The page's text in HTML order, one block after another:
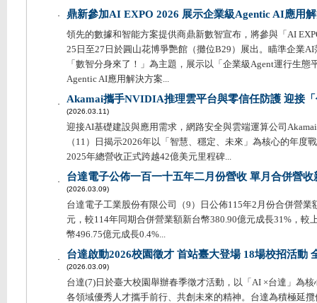
鼎新參加AI EXPO 2026 展示企業級Agentic AI應用
領先的數據和智能方案提供商鼎新數智宣布，將參與「AI
25日至27日於圓山花博爭艷館（攤位B29）展出。瞄準企業
「數智分身來了！」為主題，展示以「企業級Agent運行生態
Agentic AI應用解決方案...
Akamai攜手NVIDIA推理雲平台與零信任防護 迎接
(2026.03.11)
迎接AI基礎建設與應用需求，網路安全與雲端運算公司
（11）日揭示2026年以「智慧、穩定、未來」為核心的年度
2025年總營收正式跨越42億美元里程碑...
台達電子公佈一百一十五年二月份營收 單月合併營收
(2026.03.09)
台達電子工業股份有限公司（9）日公佈115年2月份合併營業
元，較114年同期合併營業額新台幣380.90億元成長31%，較
幣496.75億元成長0.4%...
台達啟動2026校園徵才 首站臺大登場 18場校招活動
(2026.03.09)
台達(7)日於臺大校園舉辦春季徵才活動，以「AI ×台達」為
各領域優秀人才攜手前行、共創未來的精神。台達為積極延